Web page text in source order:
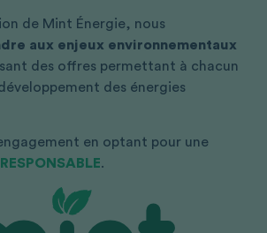
de Mint Énergie, nous
aux enjeux environnementaux
des offres permettant à chacun
des énergies
en optant pour une
.